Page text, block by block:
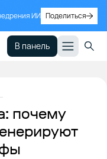
ИИ Поделиться
В панель
Трудности перевода: почему языковые модели генерируют случайные иероглифы
почему